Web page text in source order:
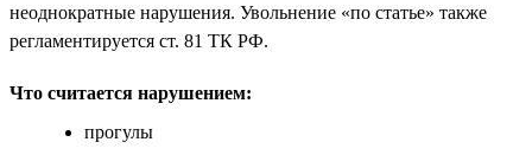
неоднократные нарушения. Увольнение «по статье» также
регламентируется ст. 81 ТК РФ.
Что считается нарушением:
прогулы